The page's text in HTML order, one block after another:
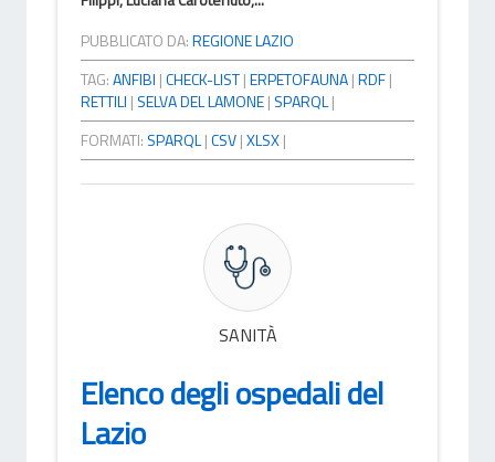
PUBBLICATO DA:REGIONE LAZIO
TAG:ANFIBI |CHECK-LIST|ERPETOFAUNA|RDF|
RETTILI | SELVA DEL LAMONE| SPARQL|
FORMATI: SPARQL|CSV|XLSX|
SANITÀ
Elenco degli ospedali del
Lazio